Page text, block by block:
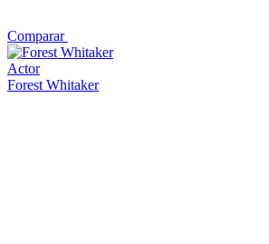
Comparar
Actor
Forest Whitaker